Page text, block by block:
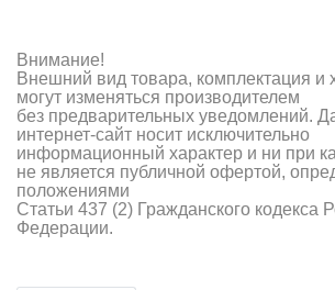
Внимание!
Внешний вид товара, комплектация и
могут изменяться производителем
без предварительных уведомлений.
интернет-сайт носит исключительно
информационный характер и ни при
не является публичной офертой,
положениями
Статьи 437 (2) Гражданского кодекса
Федерации.